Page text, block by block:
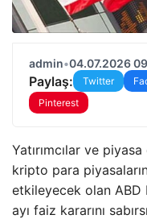
admin•04.07.2026
Paylaş: Twitter
Pinterest
Yatırımcılar ve
kripto para
etkileyecek olan ABD
ayı faiz kararını